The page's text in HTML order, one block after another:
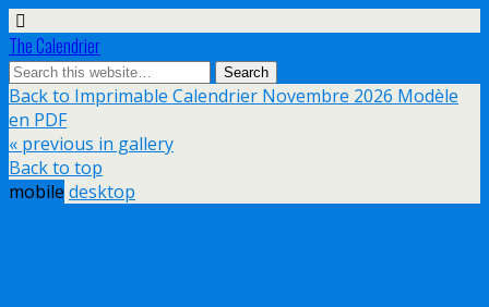
The Calendrier
Back to Imprimable Calendrier Novembre 2026 Modèle
en PDF
« previous in gallery
Back to top
mobile desktop